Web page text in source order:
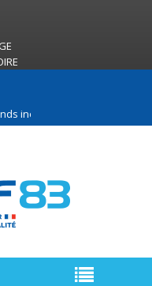
de forêt